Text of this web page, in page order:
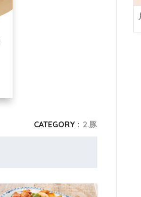
CATEGORY : 2.豚